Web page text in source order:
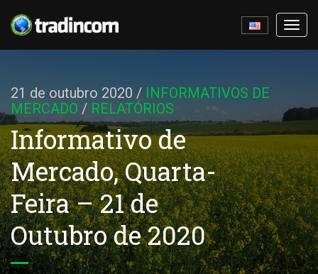
21 de outubro 2020 / INFORMATIVOS DE
MERCADO / RELATÓRIOS
Informativo de
Mercado, Quarta-
Feira – 21 de
Outubro de 2020